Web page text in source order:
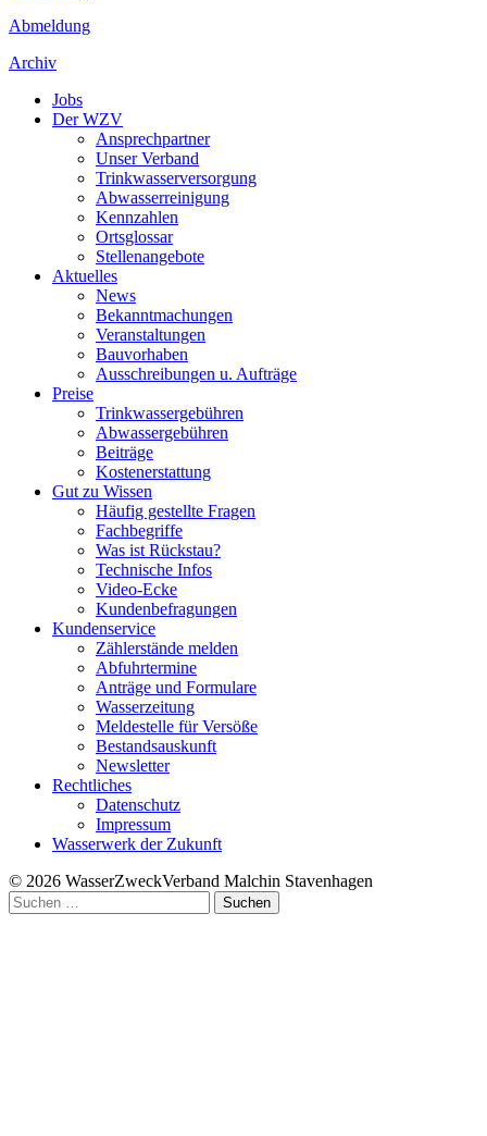
Abmeldung
Archiv
Jobs
Der WZV
Ansprechpartner
Unser Verband
Trinkwasser­versorgung
Abwasserreinigung
Kennzahlen
Ortsglossar
Stellenangebote
Aktuelles
News
Bekanntmachungen
Veranstaltungen
Bauvorhaben
Ausschreibungen u. Aufträge
Preise
Trinkwassergebühren
Abwassergebühren
Beiträge
Kostenerstattung
Gut zu Wissen
Häufig gestellte Fragen
Fachbegriffe
Was ist Rückstau?
Technische Infos
Video-Ecke
Kundenbefragungen
Kundenservice
Zählerstände melden
Abfuhrtermine
Anträge und Formulare
Wasserzeitung
Meldestelle für Versöße
Bestandsauskunft
Newsletter
Rechtliches
Datenschutz
Impressum
Wasserwerk der Zukunft
© 2026 WasserZweckVerband­ Malchin Stavenhagen